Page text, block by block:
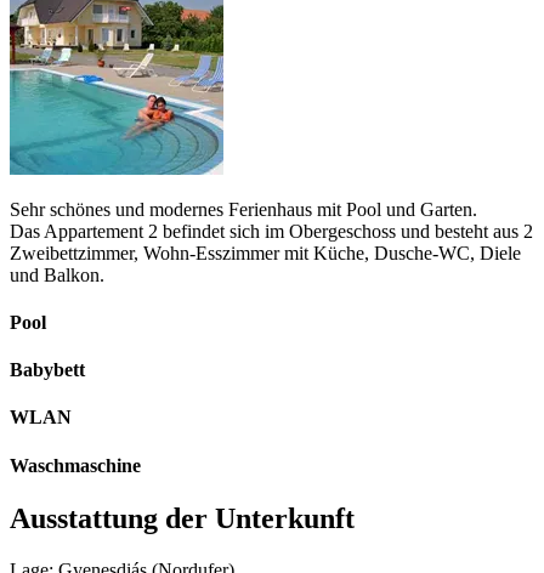
Sehr schönes und modernes Ferienhaus mit Pool und Garten.
Das Appartement 2 befindet sich im Obergeschoss und besteht aus 2
Zweibettzimmer, Wohn-Esszimmer mit Küche, Dusche-WC, Diele
und Balkon.
Pool
Babybett
WLAN
Waschmaschine
Ausstattung der Unterkunft